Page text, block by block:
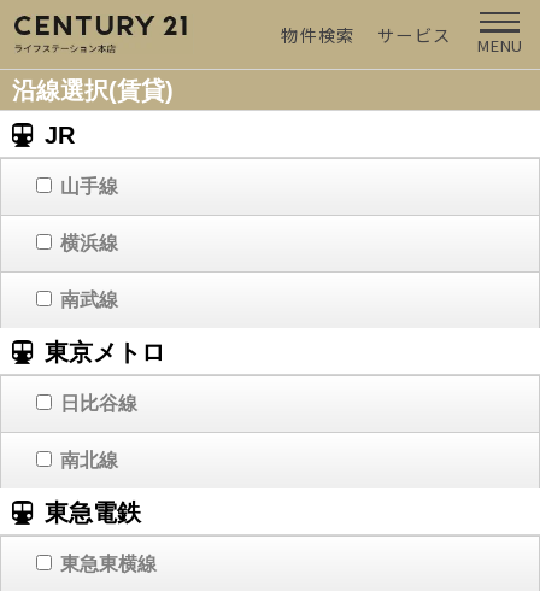
物件検索 サービス MENU
沿線選択(賃貸)
JR
山手線
横浜線
南武線
東京メトロ
日比谷線
南北線
東急電鉄
東急東横線